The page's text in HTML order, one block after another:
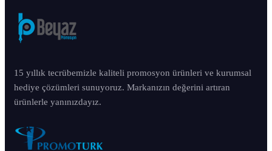
15 yıllık tecrübemizle kaliteli promosyon ürünleri ve kurumsal
hediye çözümleri sunuyoruz. Markanızın değerini artıran
ürünlerle yanınızdayız.